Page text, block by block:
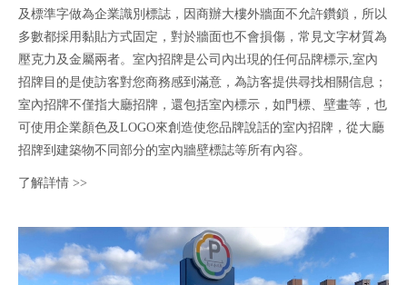
及標準字做為企業識別標誌，因商辦大樓外牆面不允許鑽鎖，所以
多數都採用黏貼方式固定，對於牆面也不會損傷，常見文字材質為
壓克力及金屬兩者。室內招牌是公司內出現的任何品牌標示,室內
招牌目的是使訪客對您商務感到滿意，為訪客提供尋找相關信息；
室內招牌不僅指大廳招牌，還包括室內標示，如門標、壁畫等，也
可使用企業顏色及LOGO來創造使您品牌說話的室內招牌，從大廳
招牌到建築物不同部分的室內牆壁標誌等所有內容。
了解詳情 >>